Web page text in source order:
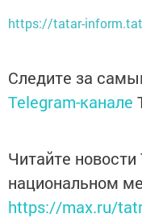
https://tatar-
Следите за
Telegram-канале
Читайте новости
национальном
https://max.ru/